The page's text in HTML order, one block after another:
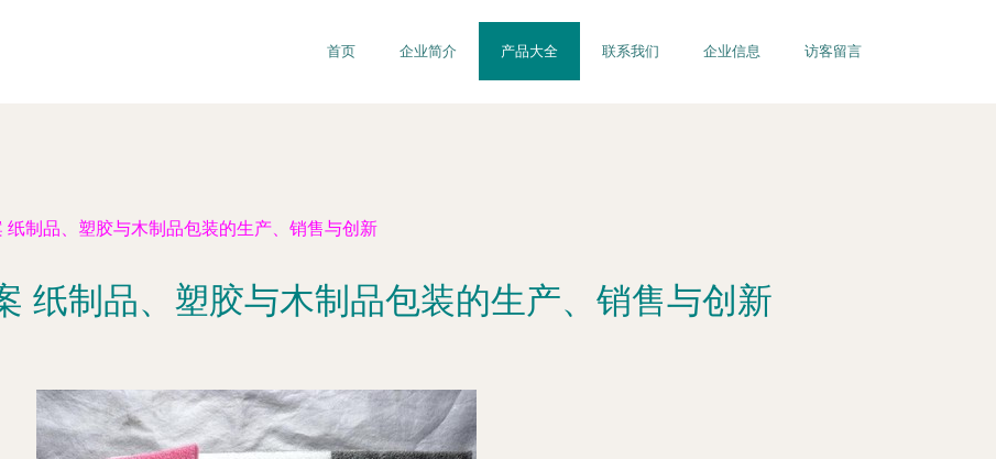
首页 企业简介 产品大全 联系我们 企业信息 访客留言
纸制品、塑胶与木制品包装的生产、销售与创新
纸制品、塑胶与木制品包装的生产、销售与创新